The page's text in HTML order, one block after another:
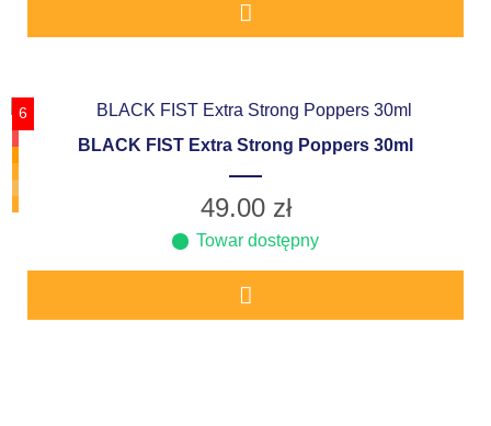
6
BLACK FIST Extra Strong Poppers 30ml
49.00 zł
Towar dostępny